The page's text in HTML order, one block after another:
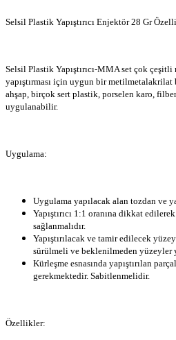
Selsil Plastik Yapıştırıcı Enjektör 28 Gr
Selsil Plastik Yapıştırıcı-MMA set çok
yapıştırması için uygun bir metilmetalakrilat
ahşap, birçok sert plastik, porselen karo,
uygulanabilir.
Uygulama:
Uygulama yapılacak alan tozdan ve
Yapıştırıcı 1:1 oranına dikkat
sağlanmalıdır.
Yapıştırılacak ve tamir edilecek
sürülmeli ve beklenilmeden yüzeyler
Kürleşme esnasında yapıştırılan
gerekmektedir. Sabitlenmelidir.
Özellikler: